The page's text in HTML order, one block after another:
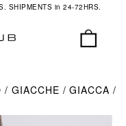
SHIPMENTS in 24-72HRS.
GIACCHE GIACCA